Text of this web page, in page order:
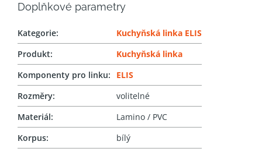
Doplňkové parametry
Kategorie:
Kuchyňská linka ELIS
Produkt:
Kuchyňská linka
Komponenty pro linku:
ELIS
Rozměry:
volitelné
Materiál:
Lamino / PVC
Korpus:
bílý